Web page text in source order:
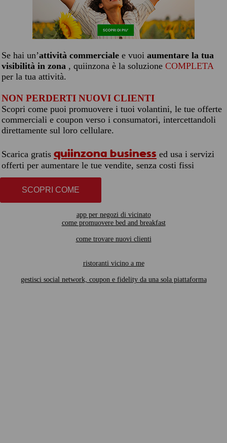
Se hai un’attività commerciale e vuoi aumentare la tua
visibilità in zona , quiinzona è la soluzione COMPLETA
per la tua attività.
NON PERDERTI NUOVI CLIENTI
Scopri come puoi promuovere i tuoi volantini, le tue offerte
commerciali e coupon verso i consumatori, intercettandoli
direttamente sul loro cellulare.
Scarica gratis quiinzona business ed usa i servizi
offerti per aumentare le tue vendite, senza costi fissi
SCOPRI COME
app per negozi di vicinato
come promuovere bed and breakfast
come trovare nuovi clienti
ristoranti vicino a me
gestisci social network, coupon e fidelity da una sola piattaforma